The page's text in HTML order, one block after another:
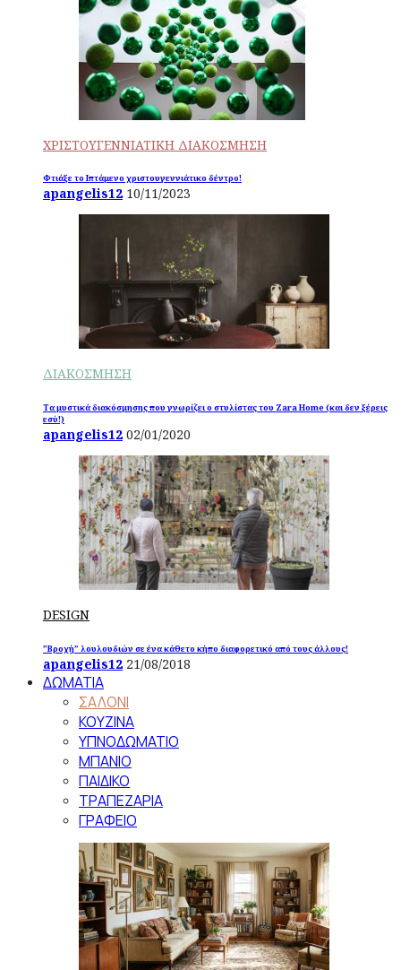
ΧΡΙΣΤΟΥΓΕΝΝΙΑΤΙΚΗ ΔΙΑΚΟΣΜΗΣΗ
Φτιάξε το Ιπτάμενο χριστουγεννιάτικο δέντρο!
apangelis12 10/11/2023
ΔΙΑΚΟΣΜΗΣΗ
Τα μυστικά διακόσμησης που γνωρίζει ο στυλίστας του Zara Home (και δεν ξέρεις
εσύ!)
apangelis12 02/01/2020
DESIGN
”Βροχή” λουλουδιών σε ένα κάθετο κήπο διαφορετικό από τους άλλους!
apangelis12 21/08/2018
ΔΩΜΑΤΙΑ
ΣΑΛΟΝΙ
ΚΟΥΖΙΝΑ
ΥΠΝΟΔΩΜΑΤΙΟ
ΜΠΑΝΙΟ
ΠΑΙΔΙΚΟ
ΤΡΑΠΕΖΑΡΙΑ
ΓΡΑΦΕΙΟ